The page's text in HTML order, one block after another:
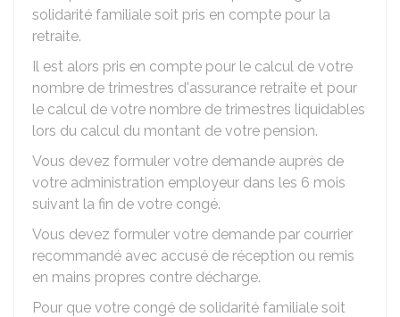
solidarité familiale soit pris en compte pour la
retraite.
Il est alors pris en compte pour le calcul de votre
nombre de trimestres d'assurance retraite et pour
le calcul de votre nombre de trimestres liquidables
lors du calcul du montant de votre pension.
Vous devez formuler votre demande auprès de
votre administration employeur dans les 6 mois
suivant la fin de votre congé.
Vous devez formuler votre demande par courrier
recommandé avec accusé de réception ou remis
en mains propres contre décharge.
Pour que votre congé de solidarité familiale soit